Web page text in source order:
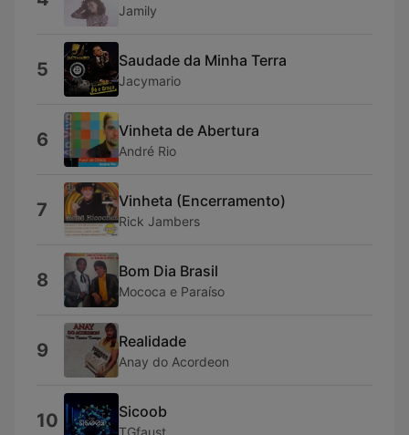
Jamily
5 Saudade da Minha Terra
Jacymario
6 Vinheta de Abertura
André Rio
7 Vinheta (Encerramento)
Rick Jambers
8 Bom Dia Brasil
Mococa e Paraíso
9 Realidade
Anay do Acordeon
10 Sicoob
TGfaust